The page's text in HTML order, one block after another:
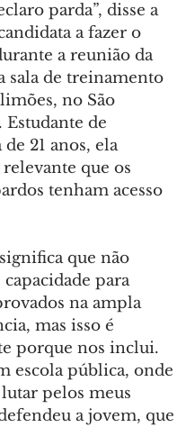
parda”, disse a
a fazer o
a reunião da
sala de treinamento
no São
Estudante de
de 21 anos, ela
que os
tenham acesso
que não
para
na ampla
mas isso é
porque nos inclui.
escola pública, onde
pelos meus
a jovem, que